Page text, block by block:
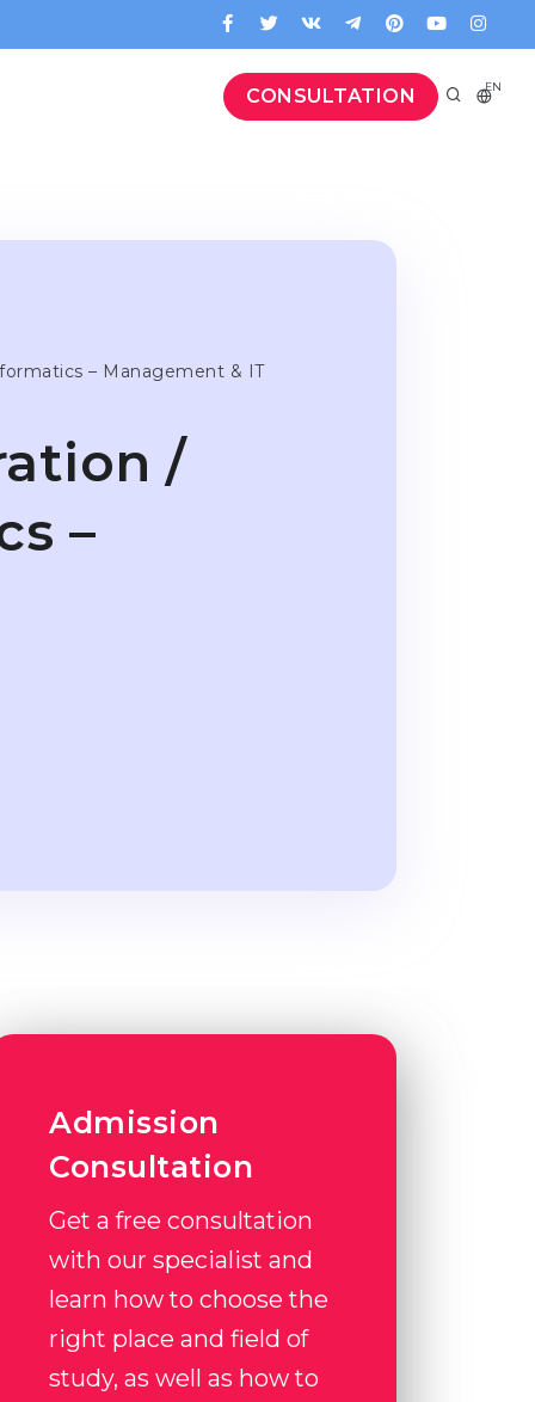
CONSULTATION EN
– Management & IT
/
–
Admission
Consultation
Get a free consultation
with our specialist and
learn how to choose the
right place and field of
study, as well as how to